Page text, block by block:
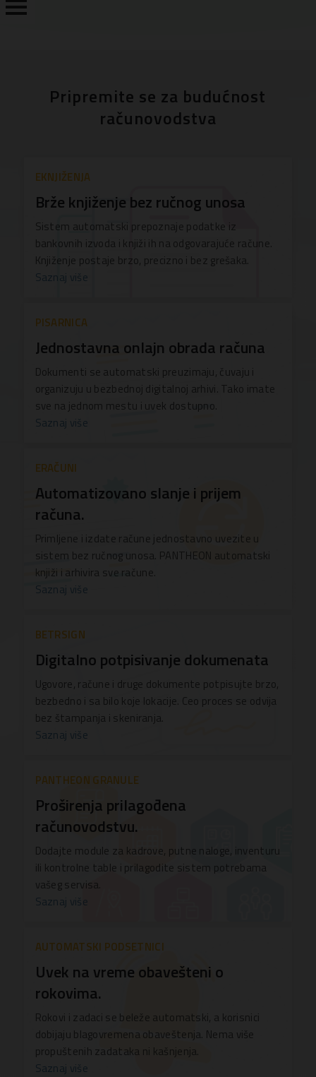
ISPROBAJTE
VERZIJU
UPOREDI
KONTAKT
Pripremite se za budućnost
računovodstva
EKNJIŽENJA
Brže knjiženje bez ručnog unosa
Sistem automatski prepoznaje podatke iz
bankovnih izvoda i knjiži ih na odgovarajuće račune.
Knjiženje postaje brzo, precizno i bez grešaka.
Saznaj više
PISARNICA
Jednostavna onlajn obrada računa
Dokumenti se automatski preuzimaju, čuvaju i
organizuju u bezbednoj digitalnoj arhivi. Tako imate
sve na jednom mestu i uvek dostupno.
Saznaj više
ERAČUNI
Automatizovano slanje i prijem
računa.
Primljene i izdate račune jednostavno uvezite u
sistem bez ručnog unosa. PANTHEON automatski
knjiži i arhivira sve račune.
Saznaj više
BETRSIGN
Digitalno potpisivanje dokumenata
Ugovore, račune i druge dokumente potpisujte brzo,
bezbedno i sa bilo koje lokacije. Ceo proces se odvija
bez štampanja i skeniranja.
Saznaj više
PANTHEON GRANULE
Proširenja prilagođena
računovodstvu.
Dodajte module za kadrove, putne naloge, inventuru
ili kontrolne table i prilagodite sistem potrebama
vašeg servisa.
Saznaj više
AUTOMATSKI PODSETNICI
Uvek na vreme obavešteni o
rokovima.
Rokovi i zadaci se beleže automatski, a korisnici
dobijaju blagovremena obaveštenja. Nema više
propuštenih zadataka ni kašnjenja.
Saznaj više